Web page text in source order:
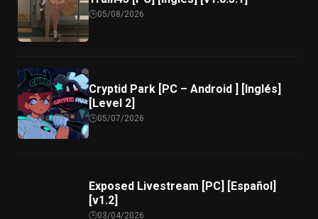
05/08/2026
Cryptid Park [PC – Android ] [Inglés]
[Level 2]
05/07/2026
Exposed Livestream [PC] [Español]
[v1.2]
03/04/2026